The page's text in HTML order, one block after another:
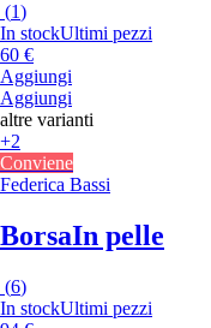
(1)
In stockUltimi pezzi
60 €
Aggiungi
Aggiungi
altre varianti
+2
Conviene
Federica Bassi
BorsaIn pelle
(6)
In stockUltimi pezzi